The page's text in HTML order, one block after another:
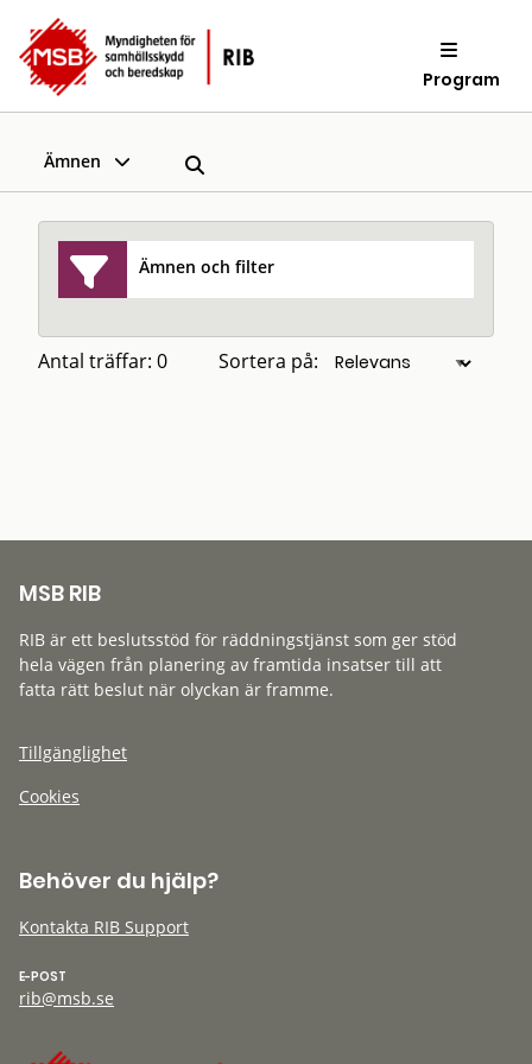
Program
Ämnen
Ämnen och filter
Antal träffar: 0 Sortera på:
MSB RIB
RIB är ett beslutsstöd för räddningstjänst som ger stöd
hela vägen från planering av framtida insatser till att
fatta rätt beslut när olyckan är framme.
Tillgänglighet
Cookies
Behöver du hjälp?
Kontakta RIB Support
E-POST
rib@msb.se